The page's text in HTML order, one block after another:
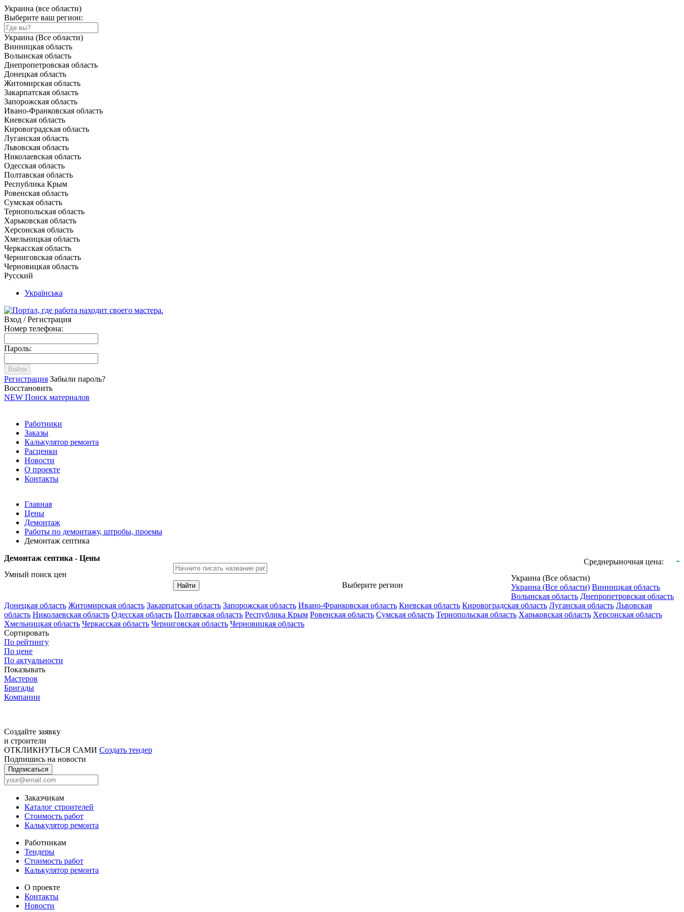
Украина (все области)
Выберите ваш регион:
Украина (Все области)
Винницкая область
Волынская область
Днепропетровская область
Донецкая область
Житомирская область
Закарпатская область
Запорожская область
Ивано-Франковская область
Киевская область
Кировоградская область
Луганская область
Львовская область
Николаевская область
Одесская область
Полтавская область
Республика Крым
Ровенская область
Сумская область
Тернопольская область
Харьковская область
Херсонская область
Хмельницкая область
Черкасская область
Черниговская область
Черновицкая область
Русский
Українська
Вход / Регистрация
Номер телефона:
Пароль:
Войти
Регистрация Забыли пароль?
Восстановить
NEW Поиск материалов
Работники
Заказы
Калькулятор ремонта
Расценки
Новости
О проекте
Контакты
Главная
Цены
Демонтаж
Работы по демонтажу, штробы, проемы
Демонтаж септика
Демонтаж септика - Цены
Среднерыночная цена: -
Умный поиск цен
Найти Выберите регион
Украина (Все области)
Украина (Все области) Винницкая область
Волынская область Днепропетровская область
Донецкая область Житомирская область Закарпатская область Запорожская область Ивано-Франковская область Киевская область Кировоградская область Луганская область Львовская
область Николаевская область Одесская область Полтавская область Республика Крым Ровенская область Сумская область Тернопольская область Харьковская область Херсонская область
Хмельницкая область Черкасская область Черниговская область Черновицкая область
Сортировать
По рейтингу
По цене
По актуальности
Показывать
Мастеров
Бригады
Компании
Создайте заявку
и строители
ОТКЛИКНУТЬСЯ САМИ Создать тендер
Подпишись на новости
Подписаться
Заказчикам
Каталог строителей
Стоимость работ
Калькулятор ремонта
Работникам
Тендеры
Стоимость работ
Калькулятор ремонта
О проекте
Контакты
Новости